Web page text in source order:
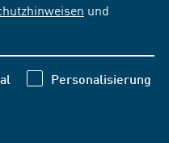
und
Personalisierung